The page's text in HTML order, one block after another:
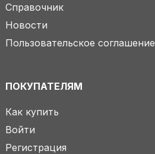
Справочник
Новости
Пользовательское соглашение
ПОКУПАТЕЛЯМ
Как купить
Войти
Регистрация